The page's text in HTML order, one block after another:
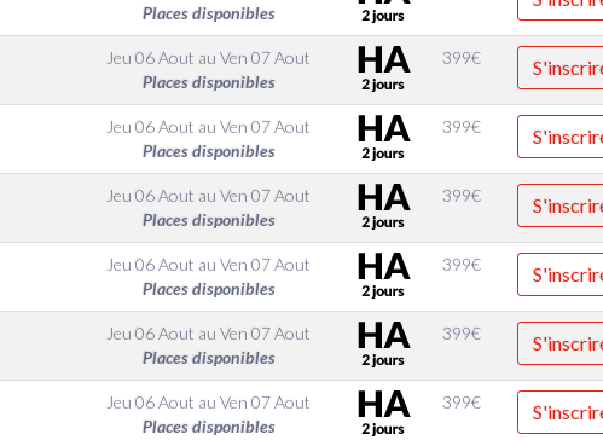
Places disponibles
Jeu 06 Aout auVen 07 Aout
Places disponibles
399€
Jeu 06 Aout auVen 07 Aout
Places disponibles
399€
Jeu 06 Aout auVen 07 Aout
Places disponibles
399€
Jeu 06 Aout auVen 07 Aout
Places disponibles
399€
Jeu 06 Aout auVen 07 Aout
Places disponibles
399€
Jeu 06 Aout auVen 07 Aout
Places disponibles
399€